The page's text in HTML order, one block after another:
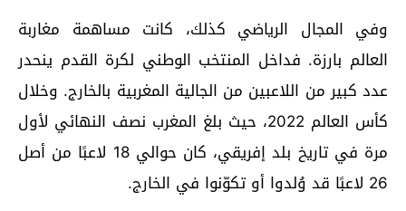
وفي المجال الرياضي كذلك، كانت مساهمة مغاربة
العالم بارزة. فداخل المنتخب الوطني لكرة القدم ينحدر
عدد كبير من اللاعبين من الجالية المغربية بالخارج. وخلال
كأس العالم 2022، حيث بلغ المغرب نصف النهائي لأول
مرة في تاريخ بلد إفريقي، كان حوالي 18 لاعبًا من أصل
26 لاعبًا قد وُلدوا أو تكوّنوا في الخارج.